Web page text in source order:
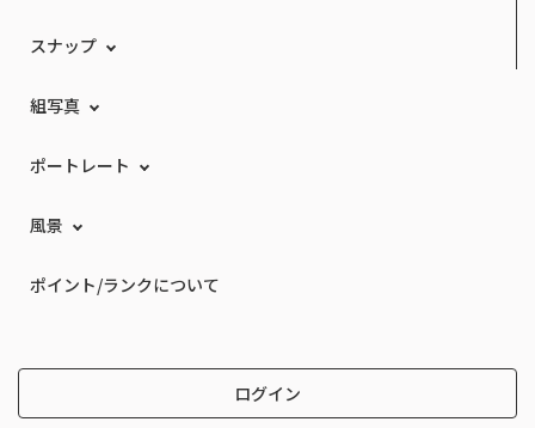
スナップ
組写真
ポートレート
風景
ポイント/ランクについて
ログイン